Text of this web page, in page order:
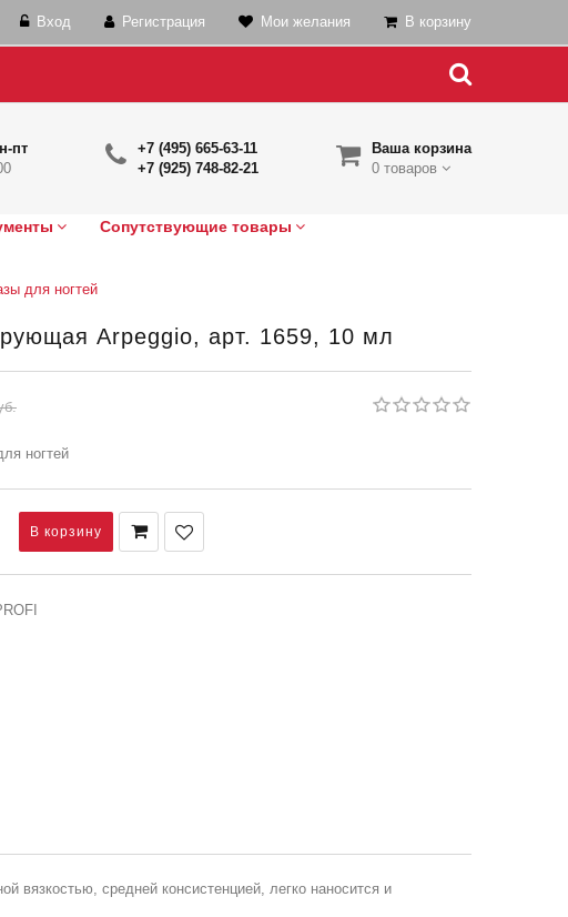
Вход Регистрация Мои желания В корзину
Ваша корзина
0 товаров
+7 (495) 665-63-11
+7 (925) 748-82-21
пт
Сопутствующие товары
для ногтей
Arpeggio, арт. 1659, 10 мл
ногтей
вязкостью, средней консистенцией, легко наносится и